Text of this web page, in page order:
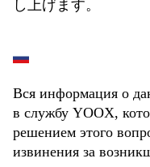
し上げます。
Вся информация о
в службу YOOX,
решением этого
извинения за